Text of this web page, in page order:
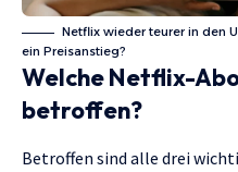
Netflix wieder teurer in den
ein Preisanstieg?
Welche Netflix-
betroffen?
Betroffen sind alle drei